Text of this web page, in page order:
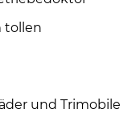
tollen
und Trimobile